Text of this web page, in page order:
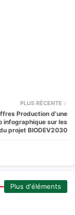
PLUS RÉCENTE
Production d'une
infographique sur les
projet BIODEV2030
Plus d'éléments